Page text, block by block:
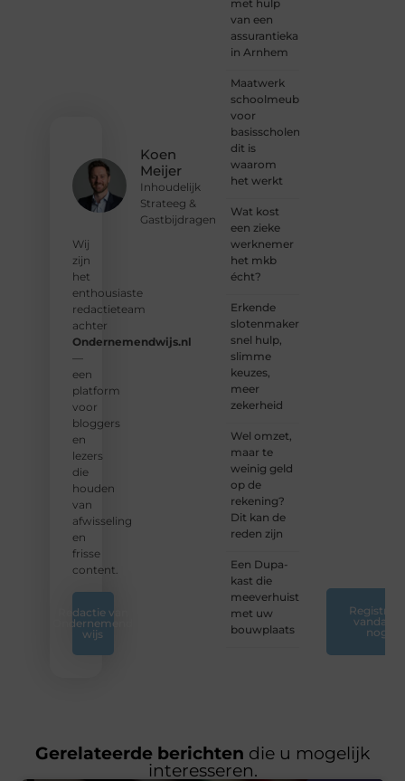
Koen
Meijer
Inhoudelijk
Strateeg &
Gastbijdragen
Wij
zijn
het
enthousiaste
redactieteam
achter
Ondernemendwijs.nl
—
een
platform
voor
bloggers
en
lezers
die
houden
van
afwisseling
en
frisse
content.
Redactie van
Ondernemend
wijs
met hulp
van een
assurantiekantoor
in Arnhem
Maatwerk
schoolmeubilair
voor
basisscholen:
dit is
waarom
het werkt
Wat kost
een zieke
werknemer
het mkb
écht?
Erkende
slotenmakers:
snel hulp,
slimme
keuzes,
meer
zekerheid
Wel omzet,
maar te
weinig geld
op de
rekening?
Dit kan de
reden zijn
Een Dupa-
kast die
meeverhuist
met uw
bouwplaats
Registreer
vandaag
nog
Gerelateerde berichten die u mogelijk
interesseren.